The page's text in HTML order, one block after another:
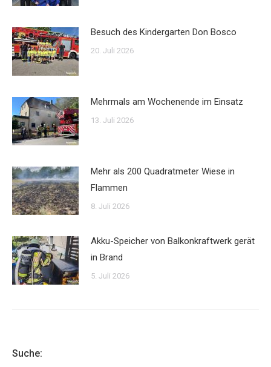
Besuch des Kindergarten Don Bosco
20. Juli 2026
Mehrmals am Wochenende im Einsatz
13. Juli 2026
Mehr als 200 Quadratmeter Wiese in
Flammen
8. Juli 2026
Akku-Speicher von Balkonkraftwerk gerät
in Brand
5. Juli 2026
Suche: